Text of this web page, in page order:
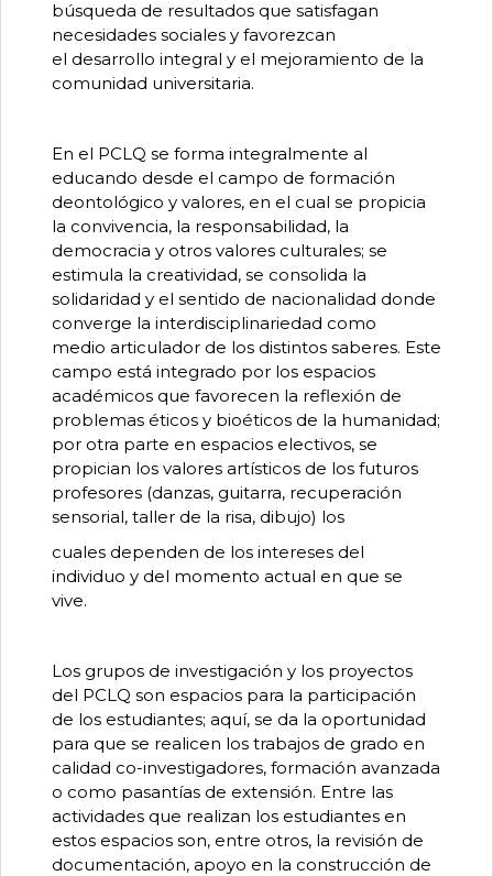
búsqueda de resultados que satisfagan
necesidades sociales y favorezcan
el desarrollo integral y el mejoramiento de la
comunidad universitaria.
En el PCLQ se forma integralmente al
educando desde el campo de formación
deontológico y valores, en el cual se propicia
la convivencia, la responsabilidad, la
democracia y otros valores culturales; se
estimula la creatividad, se consolida la
solidaridad y el sentido de nacionalidad donde
converge la interdisciplinariedad como
medio articulador de los distintos saberes. Este
campo está integrado por los espacios
académicos que favorecen la reflexión de
problemas éticos y bioéticos de la humanidad;
por otra parte en espacios electivos, se
propician los valores artísticos de los futuros
profesores (danzas, guitarra, recuperación
sensorial, taller de la risa, dibujo) los
cuales dependen de los intereses del
individuo y del momento actual en que se
vive.
Los grupos de investigación y los proyectos
del PCLQ son espacios para la participación
de los estudiantes; aquí, se da la oportunidad
para que se realicen los trabajos de grado en
calidad co-investigadores, formación avanzada
o como pasantías de extensión. Entre las
actividades que realizan los estudiantes en
estos espacios son, entre otros, la revisión de
documentación, apoyo en la construcción de